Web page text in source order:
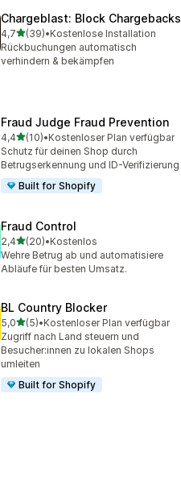
Chargeblast: Block Chargebacks
4,7von 5 Sternen
(39)
39 Rezensionen insgesamt
•Kostenlose Installation
Rückbuchungen automatisch
verhindern & bekämpfen
Fraud Judge Fraud Prevention
4,4von 5 Sternen
(10)
10 Rezensionen insgesamt
•Kostenloser Plan verfügbar
Schutz für deinen Shop durch
Betrugserkennung und ID-Verifizierung
Built for Shopify
Fraud Control
2,4von 5 Sternen
(20)
20 Rezensionen insgesamt
•Kostenlos
Wehre Betrug ab und automatisiere
Abläufe für besten Umsatz.
BL Country Blocker
5,0von 5 Sternen
(5)
5 Rezensionen insgesamt
•Kostenloser Plan verfügbar
Zugriff nach Land steuern und
Besucher:innen zu lokalen Shops
umleiten
Built for Shopify